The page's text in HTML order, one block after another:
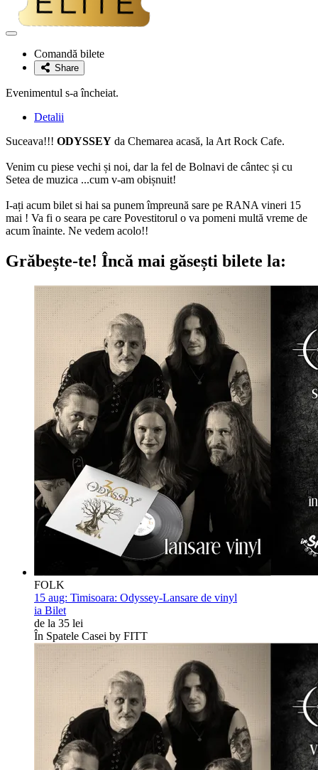
Adaugă
favoriteComandă bilete
Share
Evenimentul s-a încheiat.
Detalii
Suceava!!! ODYSSEY da Chemarea acasă, la Art Rock Cafe.
Venim cu piese vechi și noi, dar la fel de Bolnavi de cântec și cu
Setea de muzica ...cum v-am obișnuit!
I-ați acum bilet si hai sa punem împreună sare pe RANA vineri 15
mai ! Va fi o seara pe care Povestitorul o va pomeni multă vreme de
acum înainte. Ne vedem acolo!!
Grăbește-te! Încă mai găsești bilete la:
FOLK
15 aug: Timisoara: Odyssey-Lansare de vinyl
ia Bilet
de la 35 lei
În Spatele Casei by FITT